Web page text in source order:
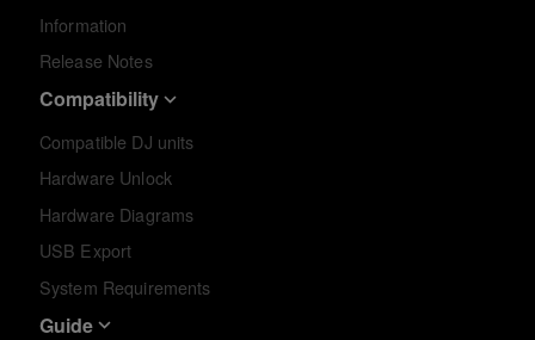
Information
Release Notes
Compatibility
Compatible DJ units
Hardware Unlock
Hardware Diagrams
USB Export
System Requirements
Guide